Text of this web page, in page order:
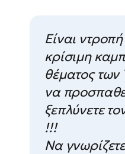
Είναι
κρίσιμη
θέματος
να
ξεπλύνετε
!!!
Να